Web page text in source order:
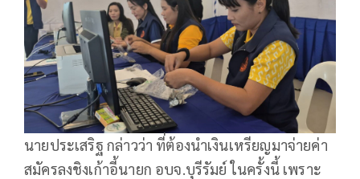
นายประเสริฐ กล่าวว่า ที่ต้องนำเงินเหรียญมาจ่ายค่า
สมัครลงชิงเก้าอี้นายก อบจ.บุรีรัมย์ ในครั้งนี้ เพราะ